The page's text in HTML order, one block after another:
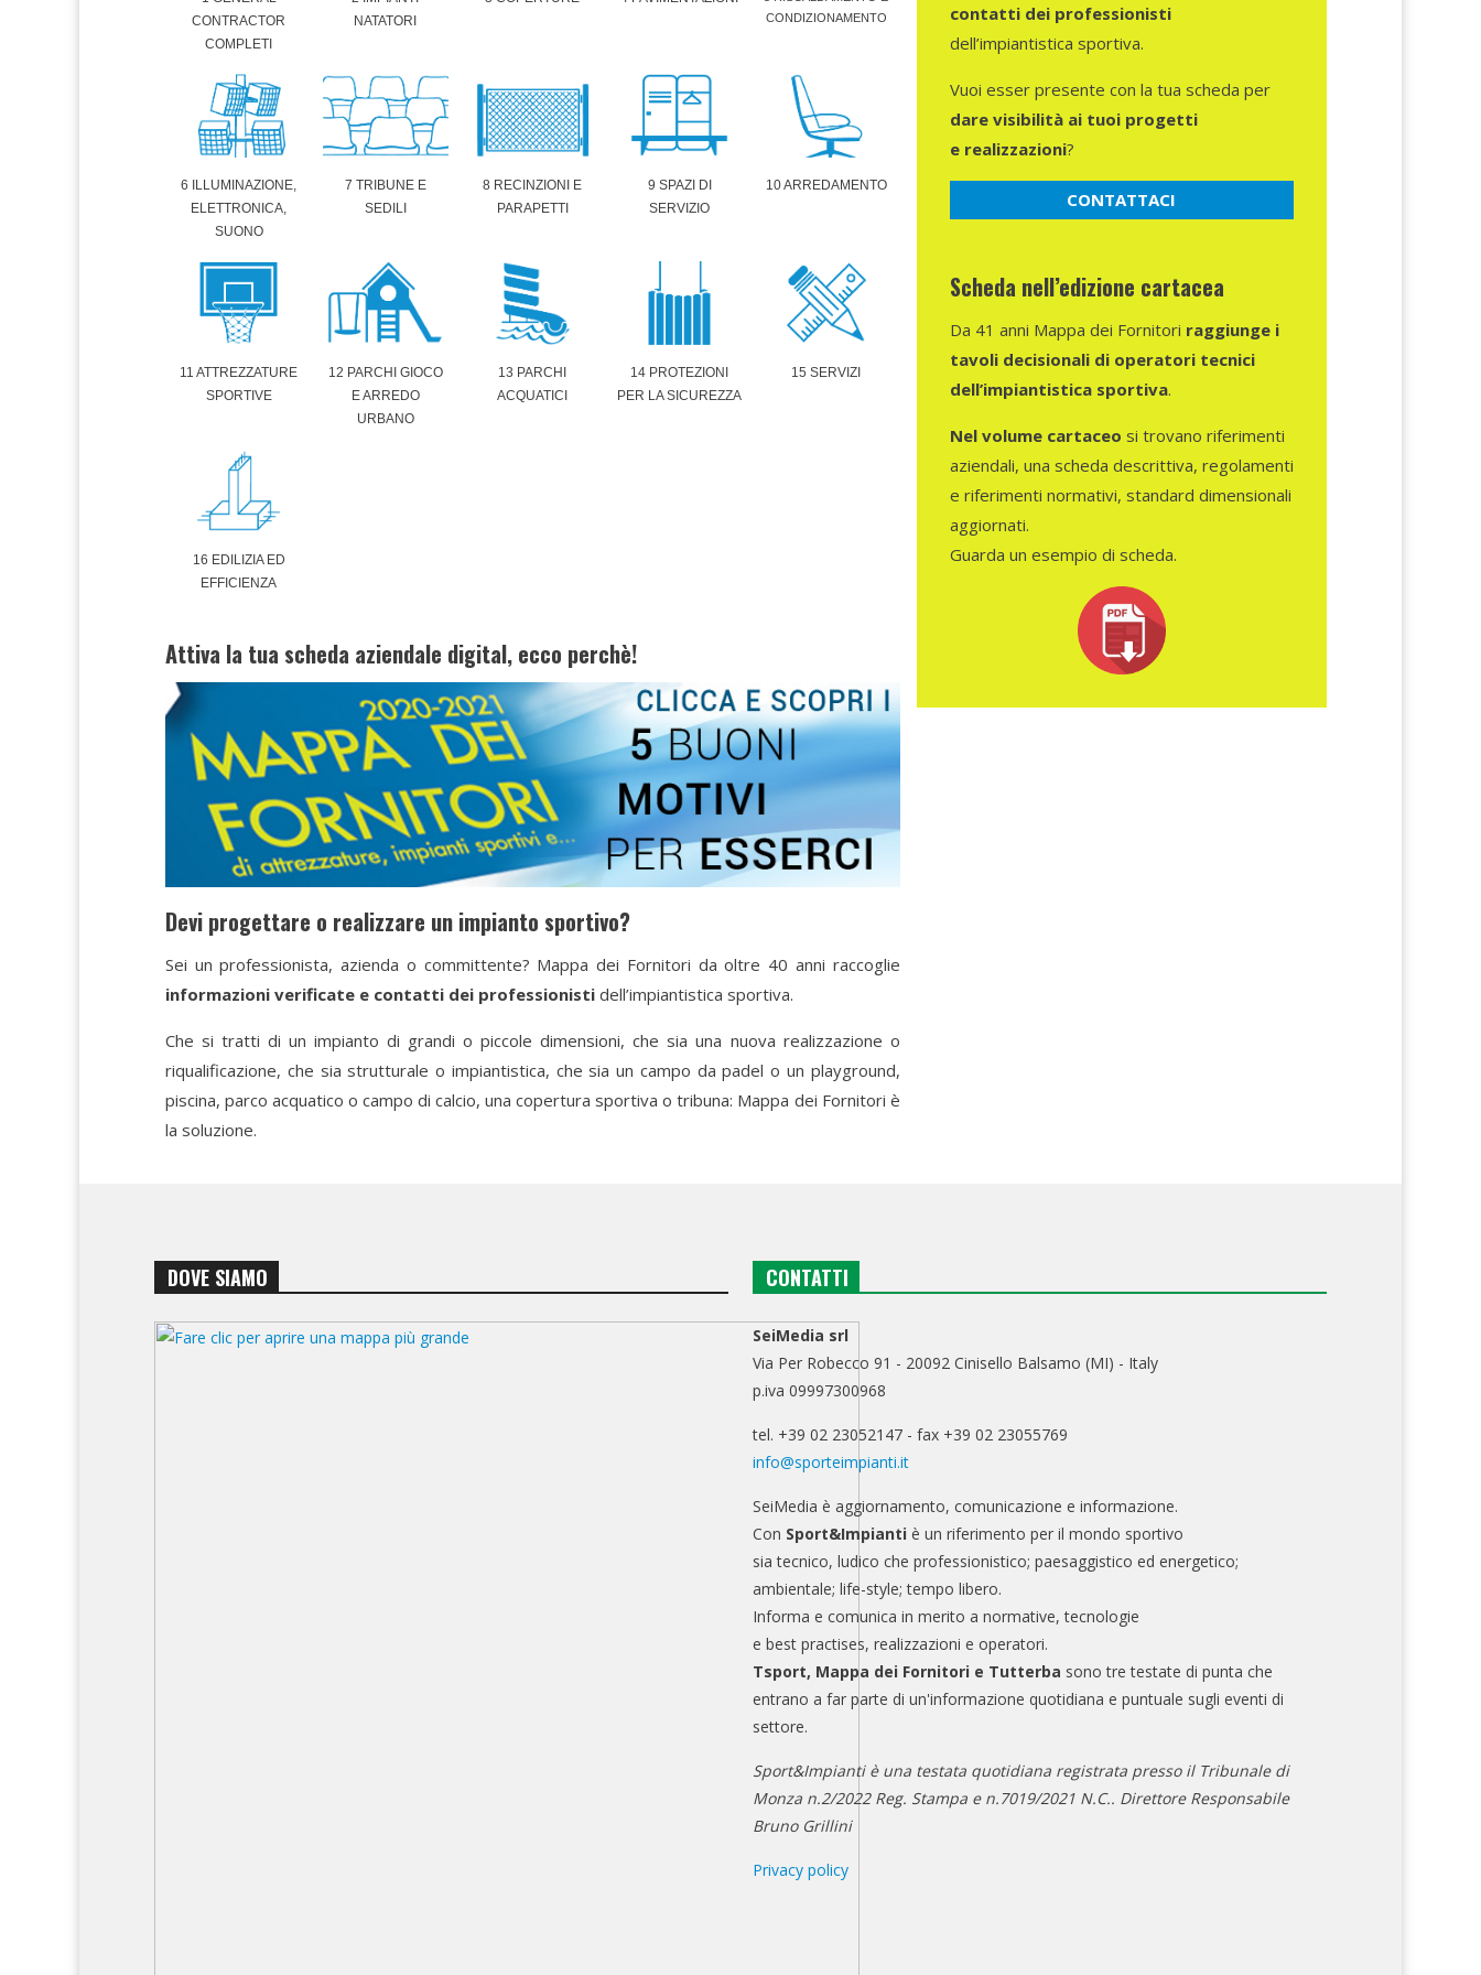
CONTRACTOR
COMPLETI
NATATORI
CONDIZIONAMENTO
6 ILLUMINAZIONE,
ELETTRONICA,
SUONO
7 TRIBUNE E
SEDILI
8 RECINZIONI E
PARAPETTI
9 SPAZI DI
SERVIZIO
10 ARREDAMENTO
11 ATTREZZATURE
SPORTIVE
12 PARCHI GIOCO
E ARREDO
URBANO
13 PARCHI
ACQUATICI
14 PROTEZIONI
PER LA SICUREZZA
15 SERVIZI
16 EDILIZIA ED
EFFICIENZA
Attiva la tua scheda aziendale digital, ecco perchè!
Devi progettare o realizzare un impianto sportivo?
Sei un professionista, azienda o committente? Mappa dei Fornitori da oltre 40 anni raccoglie
informazioni verificate e contatti dei professionisti dell’impiantistica sportiva.
Che si tratti di un impianto di grandi o piccole dimensioni, che sia una nuova realizzazione o
riqualificazione, che sia strutturale o impiantistica, che sia un campo da padel o un playground,
piscina, parco acquatico o campo di calcio, una copertura sportiva o tribuna: Mappa dei Fornitori è
la soluzione.
contatti dei professionisti
dell’impiantistica sportiva.
Vuoi esser presente con la tua scheda per
dare visibilità ai tuoi progetti
e realizzazioni?
CONTATTACI
Scheda nell’edizione cartacea
Da 41 anni Mappa dei Fornitori raggiunge i
tavoli decisionali di operatori tecnici
dell’impiantistica sportiva.
Nel volume cartaceo si trovano riferimenti
aziendali, una scheda descrittiva, regolamenti
e riferimenti normativi, standard dimensionali
aggiornati.
Guarda un esempio di scheda.
DOVE SIAMO CONTATTI
SeiMedia srl
Via Per Robecco 91 - 20092 Cinisello Balsamo (MI) - Italy
p.iva 09997300968
tel. +39 02 23052147 - fax +39 02 23055769
info@sporteimpianti.it
SeiMedia è aggiornamento, comunicazione e informazione.
Con Sport&Impianti è un riferimento per il mondo sportivo
sia tecnico, ludico che professionistico; paesaggistico ed energetico;
ambientale; life-style; tempo libero.
Informa e comunica in merito a normative, tecnologie
e best practises, realizzazioni e operatori.
Tsport, Mappa dei Fornitori e Tutterba sono tre testate di punta che
entrano a far parte di un'informazione quotidiana e puntuale sugli eventi di
settore.
Sport&Impianti è una testata quotidiana registrata presso il Tribunale di
Monza n.2/2022 Reg. Stampa e n.7019/2021 N.C.. Direttore Responsabile
Bruno Grillini
Privacy policy